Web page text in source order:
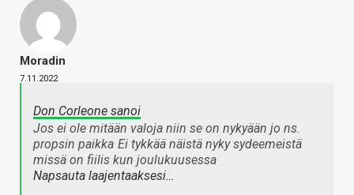
Moradin
7.11.2022
Don Corleone sanoi
Jos ei ole mitään valoja niin se on nykyään jo ns.
propsin paikka Ei tykkää näistä nyky sydeemeistä
missä on fiilis kun joulukuusessa
Napsauta laajentaaksesi…